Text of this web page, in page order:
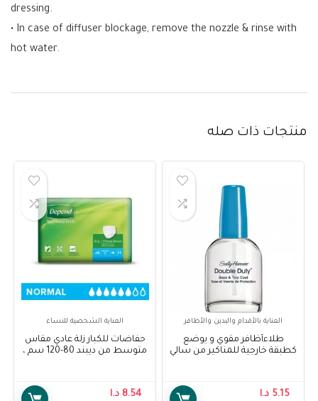
dressing.
• In case of diffuser blockage, remove the nozzle & rinse with
hot water.
منتجات ذات صله
العناية بالأقدام واليدين والأظافر
طلاءأظافر مقوي و يوضع
كطبقة خارجية للمناكير من سالي
5.15 د.ا
العناية الشخصية للنساء
حفاضات للكبار زلة عادي مقاس
متوسط من ديبند 80-120 سم ،
8.54 د.ا